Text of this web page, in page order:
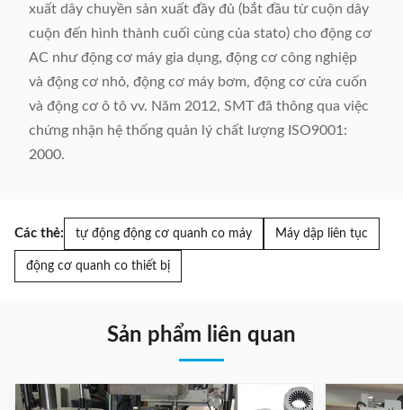
xuất dây chuyền sản xuất đầy đủ (bắt đầu từ cuộn dây
cuộn đến hình thành cuối cùng của stato) cho động cơ
AC như động cơ máy gia dụng, động cơ công nghiệp
và động cơ nhỏ, động cơ máy bơm, động cơ cửa cuốn
và động cơ ô tô vv. Năm 2012, SMT đã thông qua việc
chứng nhận hệ thống quản lý chất lượng ISO9001:
2000.
Các thẻ: tự động động cơ quanh co máy Máy dập liên tục
động cơ quanh co thiết bị
Sản phẩm liên quan